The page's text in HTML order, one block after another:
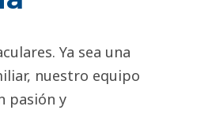
Ya sea una
nuestro equipo
pasión y